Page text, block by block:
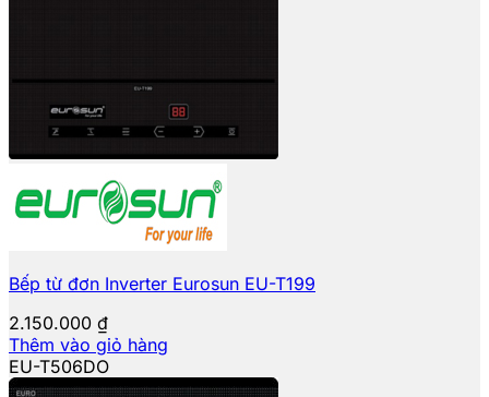
Bếp từ đơn Inverter Eurosun EU-T199
2.150.000 ₫
Thêm vào giỏ hàng
EU-T506DO